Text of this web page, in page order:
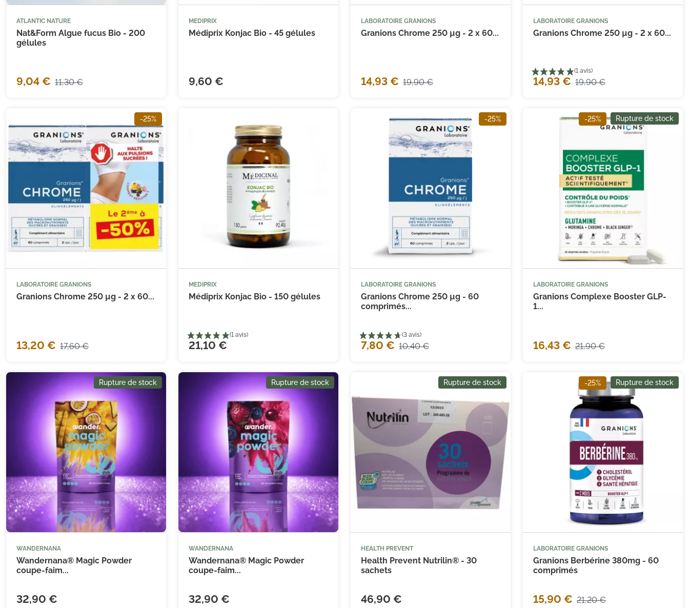
(1 avis)
ATLANTIC NATURE
Nat&Form Algue fucus Bio - 200
gélules
9,04 € 11,30 €
MEDIPRIX
Médiprix Konjac Bio - 45 gélules
9,60 €
LABORATOIRE GRANIONS
Granions Chrome 250 µg - 2 x 60...
14,93 € 19,90 €
LABORATOIRE GRANIONS
Granions Chrome 250 µg - 2 x 60...
14,93 € 19,90 €
-25%
LABORATOIRE GRANIONS
Granions Chrome 250 µg - 2 x 60...
13,20 € 17,60 €
MEDIPRIX
Médiprix Konjac Bio - 150 gélules
21,10 €
-25%
LABORATOIRE GRANIONS
Granions Chrome 250 µg - 60
comprimés...
7,80 € 10,40 €
-25% Rupture de stock
LABORATOIRE GRANIONS
Granions Complexe Booster GLP-
1...
16,43 € 21,90 €
Rupture de stock
WANDERNANA
Wandernana® Magic Powder
coupe-faim...
32,90 €
Rupture de stock
WANDERNANA
Wandernana® Magic Powder
coupe-faim...
32,90 €
Rupture de stock
HEALTH PREVENT
Health Prevent Nutrilin® - 30
sachets
46,90 €
-25% Rupture de stock
LABORATOIRE GRANIONS
Granions Berbérine 380mg - 60
comprimés
15,90 € 21,20 €